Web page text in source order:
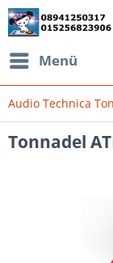
Menü
Audio Technica
Tonnadel